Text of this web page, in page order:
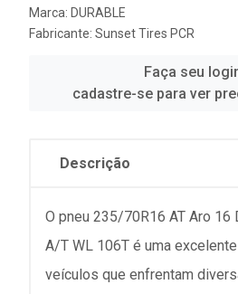
Marca: DURABLE
Fabricante: Sunset Tires PCR
Faça seu
cadastre-se para ver
Descrição
O pneu 235/70R16 AT Aro 16
A/T WL 106T é uma
veículos que enfrentam